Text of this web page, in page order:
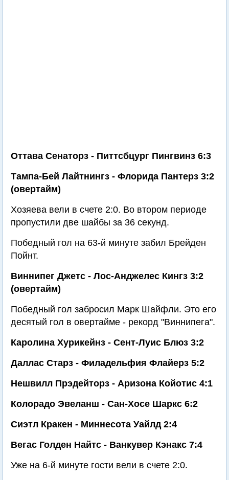
Оттава Сенаторз - Питтсбцург Пингвинз 6:3
Тампа-Бей Лайтнингз - Флорида Пантерз 3:2
(овертайм)
Хозяева вели в счете 2:0. Во втором периоде
пропустили две шайбы за 36 секунд.
Победный гол на 63-й минуте забил Брейден
Пойнт.
Виннипег Джетс - Лос-Анджелес Кингз 3:2
(овертайм)
Победный гол забросил Марк Шайфли. Это его
десятый гол в овертайме - рекорд "Виннипега".
Каролина Хурикейнз - Сент-Луис Блюз 3:2
Даллас Старз - Филадельфия Флайерз 5:2
Нешвилл Прэдейторз - Аризона Койотис 4:1
Колорадо Эвеланш - Сан-Хосе Шаркс 6:2
Сиэтл Кракен - Миннесота Уайлд 2:4
Вегас Голден Найтс - Ванкувер Кэнакс 7:4
Уже на 6-й минуте гости вели в счете 2:0.